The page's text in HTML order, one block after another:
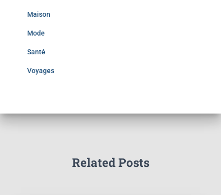
Maison
Mode
Santé
Voyages
Related Posts